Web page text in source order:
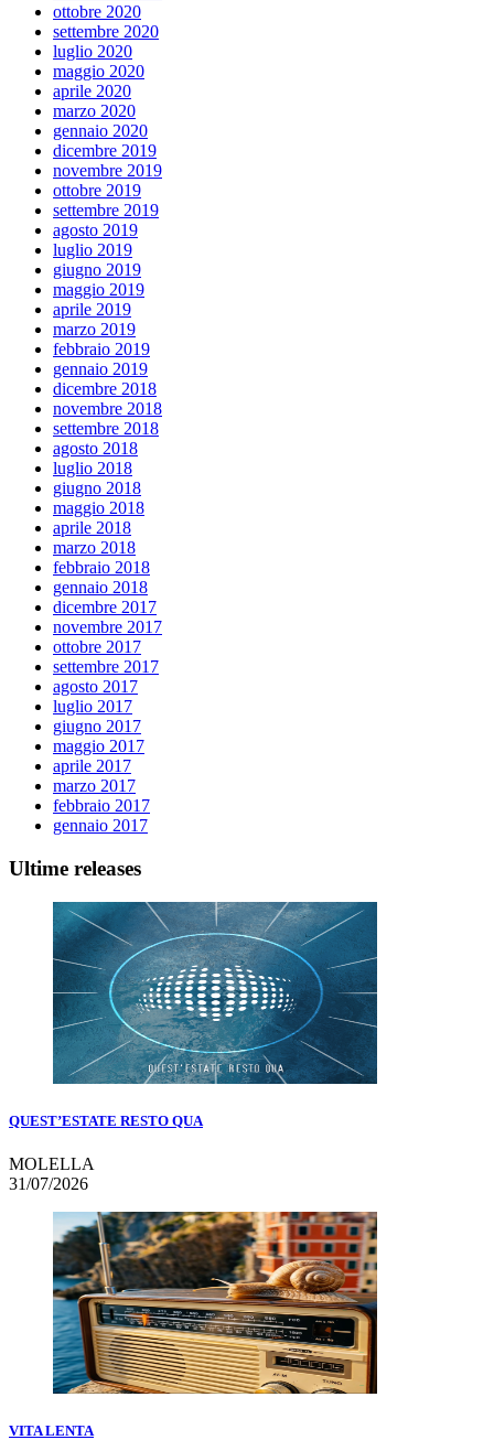
ottobre 2020
settembre 2020
luglio 2020
maggio 2020
aprile 2020
marzo 2020
gennaio 2020
dicembre 2019
novembre 2019
ottobre 2019
settembre 2019
agosto 2019
luglio 2019
giugno 2019
maggio 2019
aprile 2019
marzo 2019
febbraio 2019
gennaio 2019
dicembre 2018
novembre 2018
settembre 2018
agosto 2018
luglio 2018
giugno 2018
maggio 2018
aprile 2018
marzo 2018
febbraio 2018
gennaio 2018
dicembre 2017
novembre 2017
ottobre 2017
settembre 2017
agosto 2017
luglio 2017
giugno 2017
maggio 2017
aprile 2017
marzo 2017
febbraio 2017
gennaio 2017
Ultime releases
QUEST’ESTATE RESTO QUA
MOLELLA
31/07/2026
VITA LENTA